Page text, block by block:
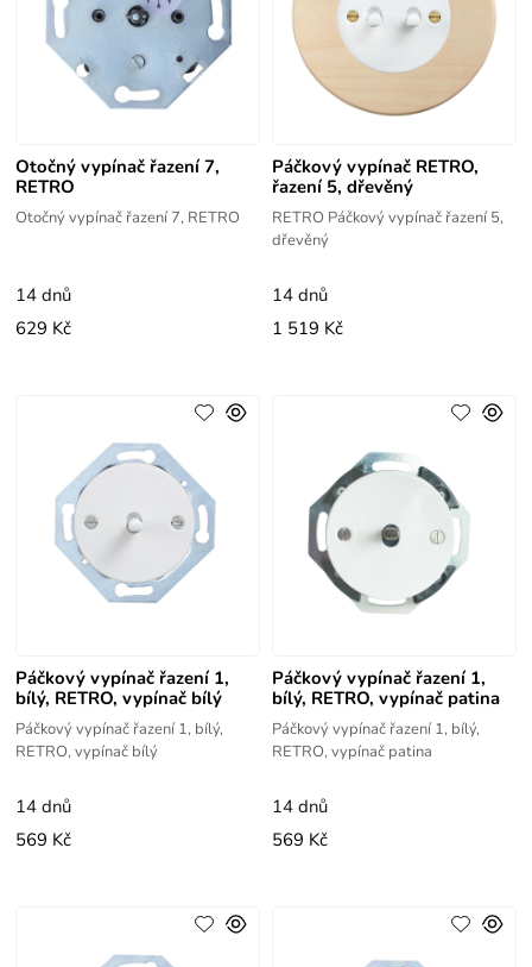
Otočný vypínač řazení 7,
RETRO
Otočný vypínač řazení 7, RETRO
14 dnů
629 Kč
Páčkový vypínač RETRO,
řazení 5, dřevěný
RETRO Páčkový vypínač řazení 5,
dřevěný
14 dnů
1 519 Kč
Páčkový vypínač řazení 1,
bílý, RETRO, vypínač bílý
Páčkový vypínač řazení 1, bílý,
RETRO, vypínač bílý
14 dnů
569 Kč
Páčkový vypínač řazení 1,
bílý, RETRO, vypínač patina
Páčkový vypínač řazení 1, bílý,
RETRO, vypínač patina
14 dnů
569 Kč